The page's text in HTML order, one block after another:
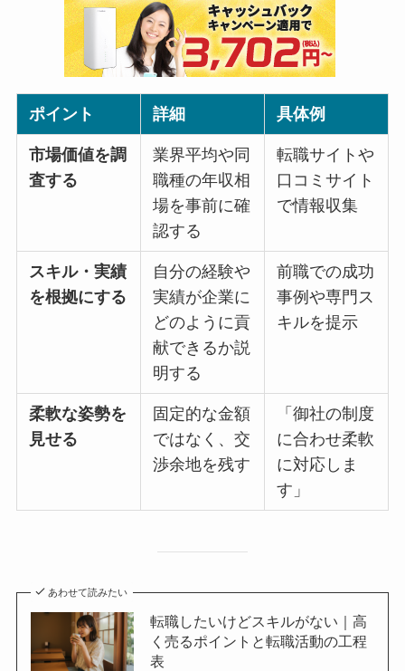
ポイント 詳細 具体例
市場価値を調
査する
業界平均や同
職種の年収相
場を事前に確
認する
転職サイトや
口コミサイト
で情報収集
スキル・実績
を根拠にする
自分の経験や
実績が企業に
どのように貢
献できるか説
明する
前職での成功
事例や専門ス
キルを提示
柔軟な姿勢を
見せる
固定的な金額
ではなく、交
渉余地を残す
「御社の制度
に合わせ柔軟
に対応しま
す」
あわせて読みたい
転職したいけどスキルがない｜高
く売るポイントと転職活動の工程
表